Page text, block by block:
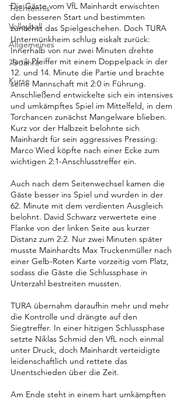
Tischtennis
Volleyball
Allgemeines
75 Jahre
Kurse
Die Gäste vom VfL Mainhardt erwischten
den besseren Start und bestimmten
zunächst das Spielgeschehen. Doch TURA
Untermünkheim schlug eiskalt zurück:
Innerhalb von nur zwei Minuten drehte
Janik Pfeiffer mit einem Doppelpack in der
12. und 14. Minute die Partie und brachte
seine Mannschaft mit 2:0 in Führung.
Anschließend entwickelte sich ein intensives
und umkämpftes Spiel im Mittelfeld, in dem
Torchancen zunächst Mangelware blieben.
Kurz vor der Halbzeit belohnte sich
Mainhardt für sein aggressives Pressing:
Marco Wied köpfte nach einer Ecke zum
wichtigen 2:1-Anschlusstreffer ein.
Auch nach dem Seitenwechsel kamen die
Gäste besser ins Spiel und wurden in der
62. Minute mit dem verdienten Ausgleich
belohnt. David Schwarz verwertete eine
Flanke von der linken Seite aus kurzer
Distanz zum 2:2. Nur zwei Minuten später
musste Mainhardts Max Truckenmüller nach
einer Gelb-Roten Karte vorzeitig vom Platz,
sodass die Gäste die Schlussphase in
Unterzahl bestreiten mussten.
TURA übernahm daraufhin mehr und mehr
die Kontrolle und drängte auf den
Siegtreffer. In einer hitzigen Schlussphase
setzte Niklas Schmid den VfL noch einmal
unter Druck, doch Mainhardt verteidigte
leidenschaftlich und rettete das
Unentschieden über die Zeit.
Am Ende steht in einem hart umkämpften